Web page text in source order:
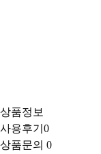
상품정보
사용후기 0
상품문의 0